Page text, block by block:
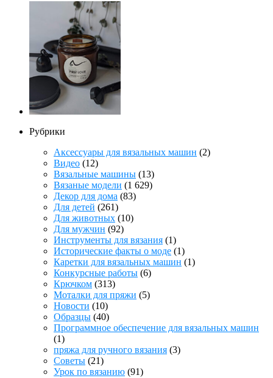
Рубрики
Аксессуары для вязальных машин (2)
Видео (12)
Вязальные машины (13)
Вязаные модели (1 629)
Декор для дома (83)
Для детей (261)
Для животных (10)
Для мужчин (92)
Инструменты для вязания (1)
Исторические факты о моде (1)
Каретки для вязальных машин (1)
Конкурсные работы (6)
Крючком (313)
Моталки для пряжи (5)
Новости (10)
Образцы (40)
Программное обеспечение для вязальных машин
(1)
пряжа для ручного вязания (3)
Советы (21)
Урок по вязанию (91)